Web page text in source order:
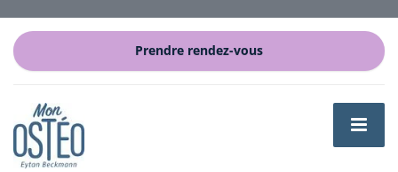
Prendre rendez-vous